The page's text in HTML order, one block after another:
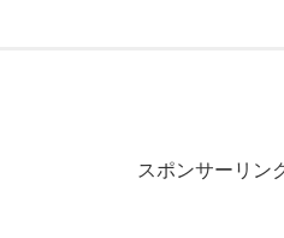
スポンサーリン